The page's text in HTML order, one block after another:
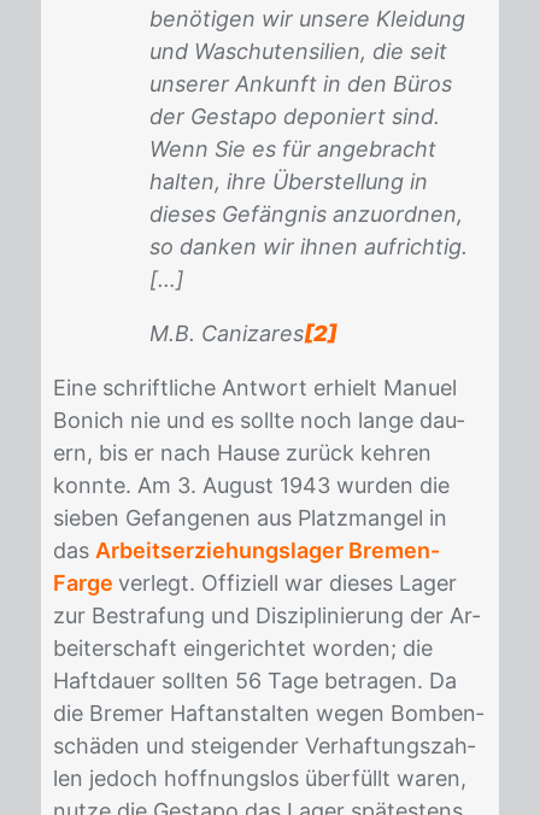
benötigen wir unsere Kleidung
und Waschutensilien, die seit
unserer Ankunft in den Büros
der Gestapo deponiert sind.
Wenn Sie es für angebracht
halten, ihre Überstellung in
dieses Gefängnis anzuordnen,
so danken wir ihnen aufrichtig.
[…]
M.B. Canizares[2]
Eine schrift­li­che Ant­wort er­hielt Ma­nu­el
Bo­nich nie und es soll­te noch lan­ge dau­
ern, bis er nach Hau­se zu­rück keh­ren
konn­te. Am 3. Au­gust 1943 wur­den die
sie­ben Ge­fan­ge­nen aus Platz­man­gel in
das Arbeitserziehungslager Bremen-
Farge ver­legt. Of­fi­zi­ell war die­ses La­ger
zur Be­stra­fung und Dis­zi­pli­nie­rung der Ar­
bei­ter­schaft ein­ge­rich­tet wor­den; die
Haft­dau­er soll­ten 56 Tage be­tra­gen. Da
die Bre­mer Haft­an­stal­ten we­gen Bom­ben­
schä­den und stei­gen­der Ver­haf­tungs­zah­
len je­doch hoff­nungs­los über­füllt wa­ren,